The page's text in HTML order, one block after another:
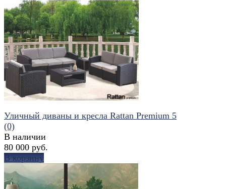
избранное сравнить
Уличный диваны и кресла Rattan Premium 5
(0)
В наличии
80 000 руб.
В корзину